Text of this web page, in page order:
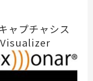
ャプチャシス